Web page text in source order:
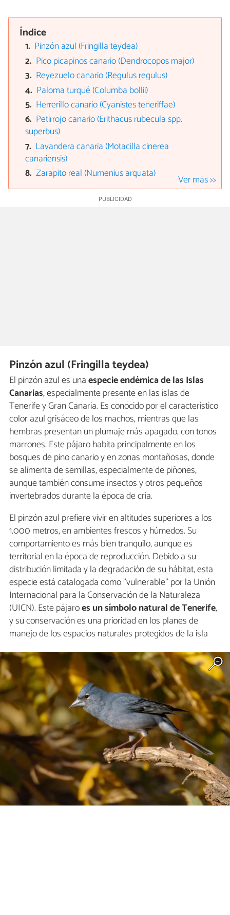
Índice
Pinzón azul (Fringilla teydea)
Pico picapinos canario (Dendrocopos major)
Reyezuelo canario (Regulus regulus)
Paloma turqué (Columba bollii)
Herrerillo canario (Cyanistes teneriffae)
Petirrojo canario (Erithacus rubecula spp.
superbus)
Lavandera canaria (Motacilla cinerea
canariensis)
Zarapito real (Numenius arquata)
Ver más >>
Pinzón azul (Fringilla teydea)
El pinzón azul es unaespecie endémica de las Islas
Canarias, especialmente presente en las islas de
Tenerife y Gran Canaria. Es conocido por el característico
color azul grisáceo de los machos, mientras que las
hembras presentan un plumaje más apagado, con tonos
marrones. Este pájaro habita principalmente en los
bosques de pino canario y en zonas montañosas, donde
se alimenta de semillas, especialmente de piñones,
aunque también consume insectos y otros pequeños
invertebrados durante la época de cría.
El pinzón azul prefiere vivir en altitudes superiores a los
1.000 metros, en ambientes frescos y húmedos. Su
comportamiento es más bien tranquilo, aunque es
territorial en la época de reproducción. Debido a su
distribución limitada y la degradación de su hábitat, esta
especie está catalogada como "vulnerable" por la Unión
Internacional para la Conservación de la Naturaleza
(UICN). Este pájaroes un símbolo natural de Tenerife,
y su conservación es una prioridad en los planes de
manejo de los espacios naturales protegidos de la isla